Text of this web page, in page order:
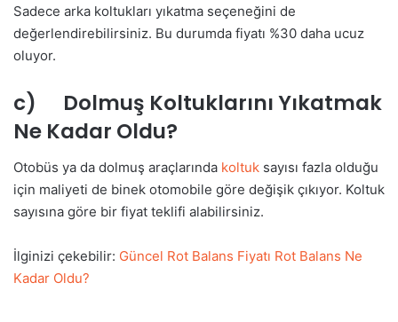
Sadece arka koltukları yıkatma seçeneğini de
değerlendirebilirsiniz. Bu durumda fiyatı %30 daha ucuz
oluyor.
c) Dolmuş Koltuklarını Yıkatmak
Ne Kadar Oldu?
Otobüs ya da dolmuş araçlarında koltuk sayısı fazla olduğu
için maliyeti de binek otomobile göre değişik çıkıyor. Koltuk
sayısına göre bir fiyat teklifi alabilirsiniz.
İlginizi çekebilir: Güncel Rot Balans Fiyatı Rot Balans Ne
Kadar Oldu?